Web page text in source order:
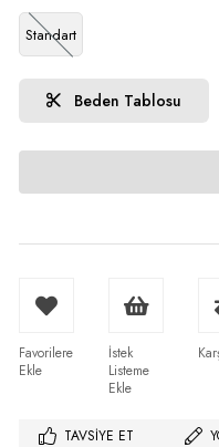
Standart
Beden Tablosu
Favorilere
Ekle
İstek
Listeme
Ekle
TAVSIYE ET